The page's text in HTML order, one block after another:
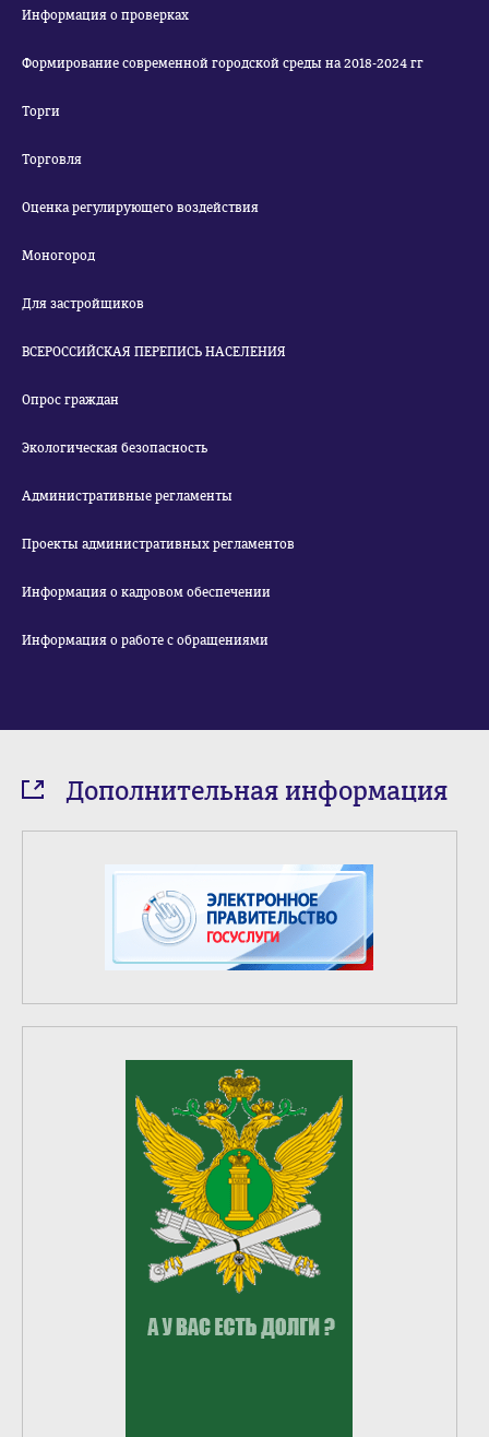
Информация о проверках
Формирование современной городской среды на 2018-2024 гг
Торги
Торговля
Оценка регулирующего воздействия
Моногород
Для застройщиков
ВСЕРОССИЙСКАЯ ПЕРЕПИСЬ НАСЕЛЕНИЯ
Опрос граждан
Экологическая безопасность
Административные регламенты
Проекты административных регламентов
Информация о кадровом обеспечении
Информация о работе с обращениями
Дополнительная информация